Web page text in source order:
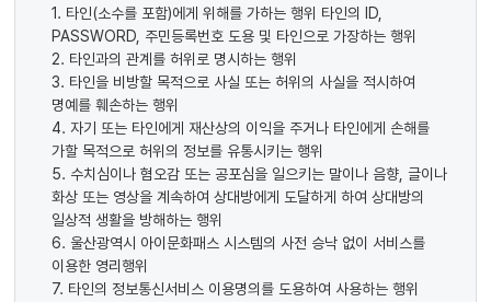
1. 타인(소수를 포함)에게 위해를 가하는 행위 타인의 ID,
PASSWORD, 주민등록번호 도용 및 타인으로 가장하는 행위
2. 타인과의 관계를 허위로 명시하는 행위
3. 타인을 비방할 목적으로 사실 또는 허위의 사실을 적시하여
명예를 훼손하는 행위
4. 자기 또는 타인에게 재산상의 이익을 주거나 타인에게 손해를
가할 목적으로 허위의 정보를 유통시키는 행위
5. 수치심이나 혐오감 또는 공포심을 일으키는 말이나 음향, 글이나
화상 또는 영상을 계속하여 상대방에게 도달하게 하여 상대방의
일상적 생활을 방해하는 행위
6. 울산광역시 아이문화패스 시스템의 사전 승낙 없이 서비스를
이용한 영리행위
7. 타인의 정보통신서비스 이용명의를 도용하여 사용하는 행위